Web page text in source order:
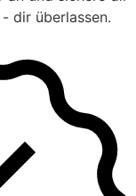
dir überlassen.